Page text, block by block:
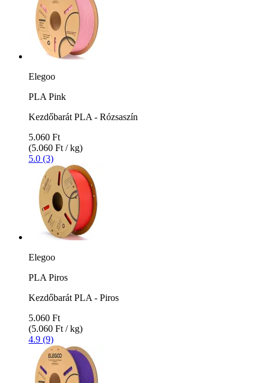
Elegoo
PLA Pink
Kezdőbarát PLA - Rózsaszín
5.060 Ft
(5.060 Ft / kg)
5.0 (3)
Elegoo
PLA Piros
Kezdőbarát PLA - Piros
5.060 Ft
(5.060 Ft / kg)
4.9 (9)